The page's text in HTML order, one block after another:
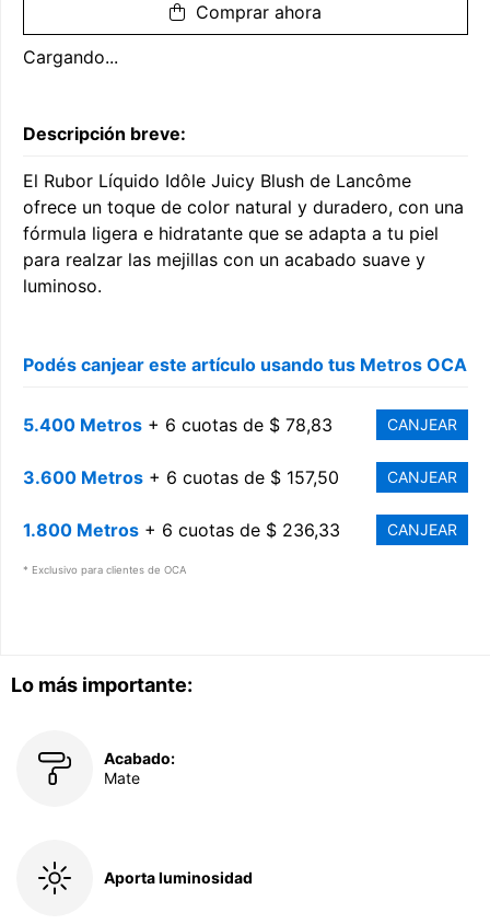
Lo más importante:
Acabado:
Mate
Aporta luminosidad
Comprar ahora
Cargando...
Descripción breve:
El Rubor Líquido Idôle Juicy Blush de Lancôme
ofrece un toque de color natural y duradero, con una
fórmula ligera e hidratante que se adapta a tu piel
para realzar las mejillas con un acabado suave y
luminoso.
Podés canjear este artículo usando tus Metros OCA
5.400 Metros + 6 cuotas de $ 78,83 CANJEAR
3.600 Metros + 6 cuotas de $ 157,50 CANJEAR
1.800 Metros + 6 cuotas de $ 236,33 CANJEAR
* Exclusivo para clientes de OCA